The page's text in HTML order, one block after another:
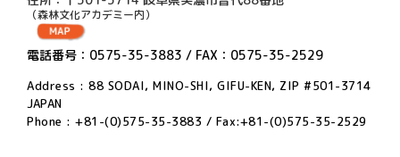
（森林文化アカデミー内）
電話番号：0575-35-3883 / FAX：0575-35-2529
Address : 88 SODAI, MINO-SHI, GIFU-KEN, ZIP #501-3714
JAPAN
Phone : +81-(0)575-35-3883 / Fax:+81-(0)575-35-2529